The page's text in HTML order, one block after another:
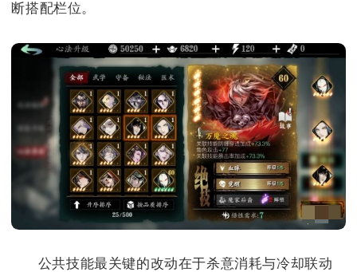
断搭配栏位。
公共技能最关键的改动在于杀意消耗与冷却联动